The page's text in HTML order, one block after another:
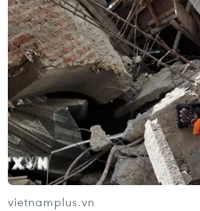
23/10/2020 05:54
Với tổng cộng 208 phiếu đại cử
chiến địa và dao động sẽ có
cuộc đua vào Nhà Trắng giữa
Trump và Joe Biden.
vietnamplus.vn